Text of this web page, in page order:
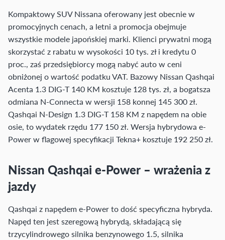
Kompaktowy SUV Nissana oferowany jest obecnie w
promocyjnych cenach, a letni a promocja obejmuje
wszystkie modele japońskiej marki. Klienci prywatni mogą
skorzystać z rabatu w wysokości 10 tys. zł i kredytu 0
proc., zaś przedsiębiorcy mogą nabyć auto w ceni
obniżonej o wartość podatku VAT. Bazowy Nissan Qashqai
Acenta 1.3 DIG-T 140 KM kosztuje 128 tys. zł, a bogatsza
odmiana N-Connecta w wersji 158 konnej 145 300 zł.
Qashqai N-Design 1.3 DIG-T 158 KM z napędem na obie
osie, to wydatek rzędu 177 150 zł. Wersja hybrydowa e-
Power w flagowej specyfikacji Tekna+ kosztuje 192 250 zł.
Nissan Qashqai e-Power – wrażenia z
jazdy
Qashqai z napędem e-Power to dość specyficzna hybryda.
Napęd ten jest szeregową hybrydą, składającą się
trzycylindrowego silnika benzynowego 1.5, silnika